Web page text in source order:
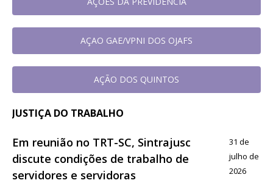
AÇAO GAE/VPNI DOS OJAFS
AÇÃO DOS QUINTOS
JUSTIÇA DO TRABALHO
Em reunião no TRT-SC, Sintrajusc
discute condições de trabalho de
servidores e servidoras
31 de
julho de
2026